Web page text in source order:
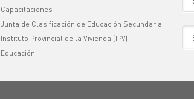
Capacitaciones
Junta de Clasificación de Educación Secundaria
Instituto Provincial de la Vivienda (IPV)
Educación